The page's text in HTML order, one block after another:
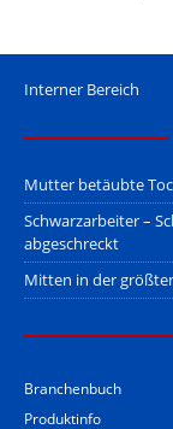
Interner Bereich
Mutter betäubte
Schwarzarbeiter –
abgeschreckt
Mitten in der
Branchenbuch
Produktinfo